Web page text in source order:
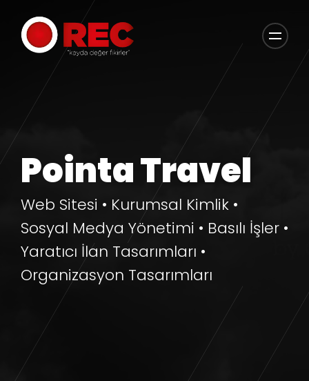
Pointa Travel
Web Sitesi • Kurumsal Kimlik •
Sosyal Medya Yönetimi • Basılı İşler •
Yaratıcı İlan Tasarımları •
Organizasyon Tasarımları